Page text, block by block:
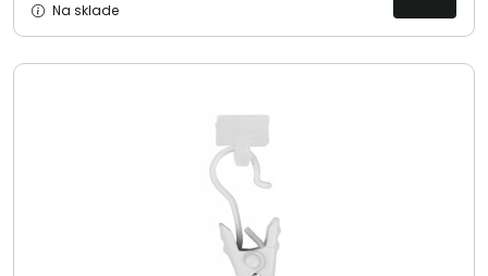
Na sklade